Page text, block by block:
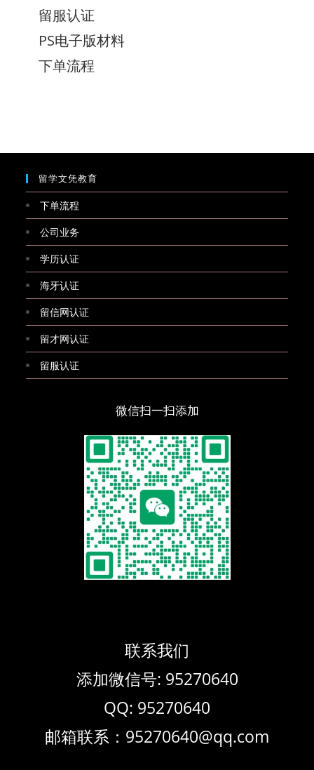
留服认证
PS电子版材料
下单流程
留学文凭教育
下单流程
公司业务
学历认证
海牙认证
留信网认证
留才网认证
留服认证
微信扫一扫添加
联系我们
添加微信号: 95270640
QQ: 95270640
邮箱联系：95270640@qq.com